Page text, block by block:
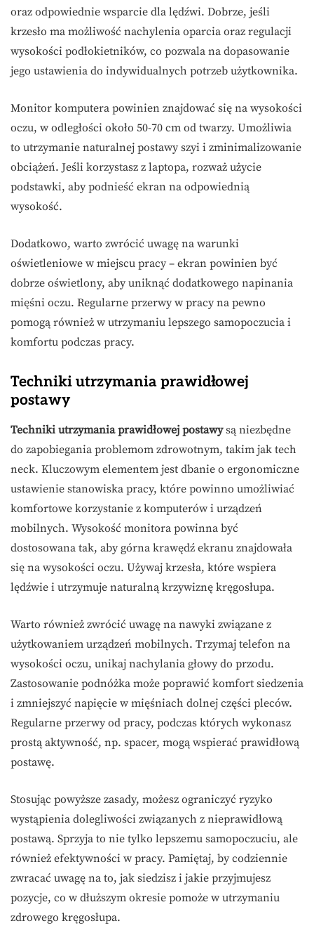
oraz odpowiednie wsparcie dla lędźwi. Dobrze, jeśli
krzesło ma możliwość nachylenia oparcia oraz regulacji
wysokości podłokietników, co pozwala na dopasowanie
jego ustawienia do indywidualnych potrzeb użytkownika.
Monitor komputera powinien znajdować się na wysokości
oczu, w odległości około 50-70 cm od twarzy. Umożliwia
to utrzymanie naturalnej postawy szyi i zminimalizowanie
obciążeń. Jeśli korzystasz z laptopa, rozważ użycie
podstawki, aby podnieść ekran na odpowiednią
wysokość.
Dodatkowo, warto zwrócić uwagę na warunki
oświetleniowe w miejscu pracy – ekran powinien być
dobrze oświetlony, aby uniknąć dodatkowego napinania
mięśni oczu. Regularne przerwy w pracy na pewno
pomogą również w utrzymaniu lepszego samopoczucia i
komfortu podczas pracy.
Techniki utrzymania prawidłowej
postawy
Techniki utrzymania prawidłowej postawysą niezbędne
do zapobiegania problemom zdrowotnym, takim jak tech
neck. Kluczowym elementem jest dbanie o ergonomiczne
ustawienie stanowiska pracy, które powinno umożliwiać
komfortowe korzystanie z komputerów i urządzeń
mobilnych. Wysokość monitora powinna być
dostosowana tak, aby górna krawędź ekranu znajdowała
się na wysokości oczu. Używaj krzesła, które wspiera
lędźwie i utrzymuje naturalną krzywiznę kręgosłupa.
Warto również zwrócić uwagę na nawyki związane z
użytkowaniem urządzeń mobilnych. Trzymaj telefon na
wysokości oczu, unikaj nachylania głowy do przodu.
Zastosowanie podnóżka może poprawić komfort siedzenia
i zmniejszyć napięcie w mięśniach dolnej części pleców.
Regularne przerwy od pracy, podczas których wykonasz
prostą aktywność, np. spacer, mogą wspierać prawidłową
postawę.
Stosując powyższe zasady, możesz ograniczyć ryzyko
wystąpienia dolegliwości związanych z nieprawidłową
postawą. Sprzyja to nie tylko lepszemu samopoczuciu, ale
również efektywności w pracy. Pamiętaj, by codziennie
zwracać uwagę na to, jak siedzisz i jakie przyjmujesz
pozycje, co w dłuższym okresie pomoże w utrzymaniu
zdrowego kręgosłupa.